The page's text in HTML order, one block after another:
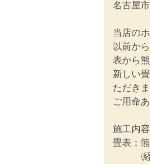
名古屋
当店の
以前か
表から
新しい
ただきま
ご用命
施工内
畳表：
(経糸: